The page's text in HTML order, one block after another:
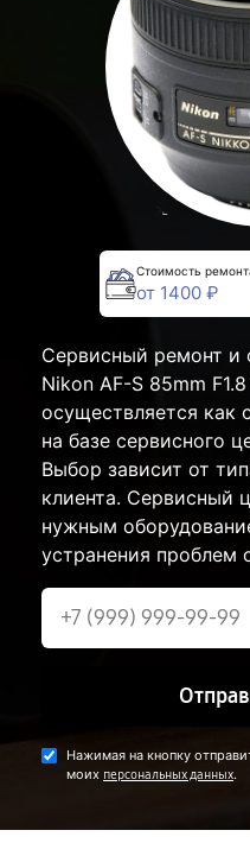
Стоимость
от 1400 ₽
Сервисный ремонт и
Nikon AF-S 85mm
осуществляется как
на базе сервисного
Выбор зависит от
клиента. Сервисный
нужным
устранения проблем
Нажимая на кнопку
моих персональных данных.